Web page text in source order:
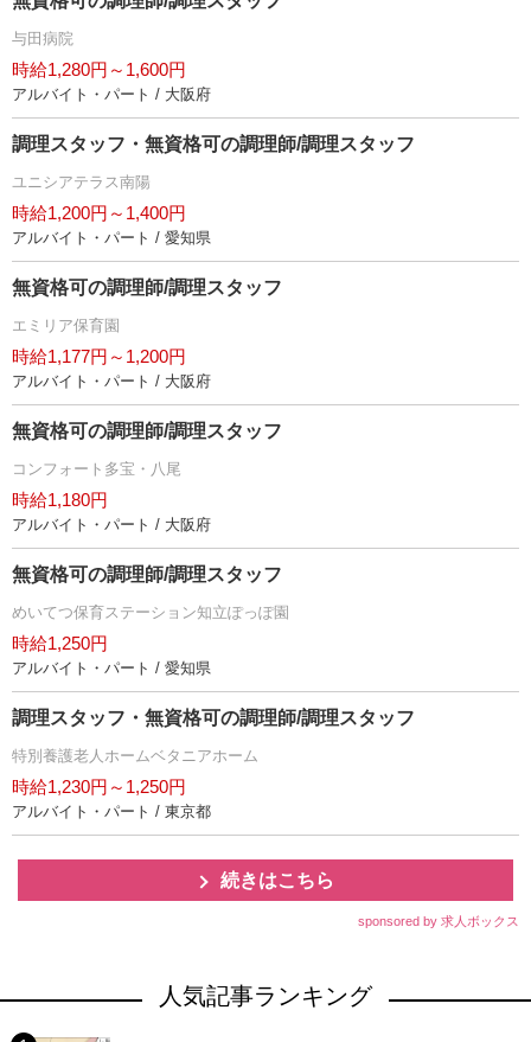
与田病院
時給1,280円～1,600円
アルバイト・パート / 大阪府
調理スタッフ・無資格可の調理師/調理スタッフ
ユニシアテラス南陽
時給1,200円～1,400円
アルバイト・パート / 愛知県
無資格可の調理師/調理スタッフ
エミリア保育園
時給1,177円～1,200円
アルバイト・パート / 大阪府
無資格可の調理師/調理スタッフ
コンフォート多宝・八尾
時給1,180円
アルバイト・パート / 大阪府
無資格可の調理師/調理スタッフ
めいてつ保育ステーション知立ぽっぽ園
時給1,250円
アルバイト・パート / 愛知県
調理スタッフ・無資格可の調理師/調理スタッフ
特別養護老人ホームベタニアホーム
時給1,230円～1,250円
アルバイト・パート / 東京都
続きはこちら
sponsored by 求人ボックス
人気記事ランキング